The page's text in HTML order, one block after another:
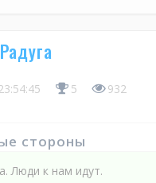
5 932
стороны
Люди к нам идут.